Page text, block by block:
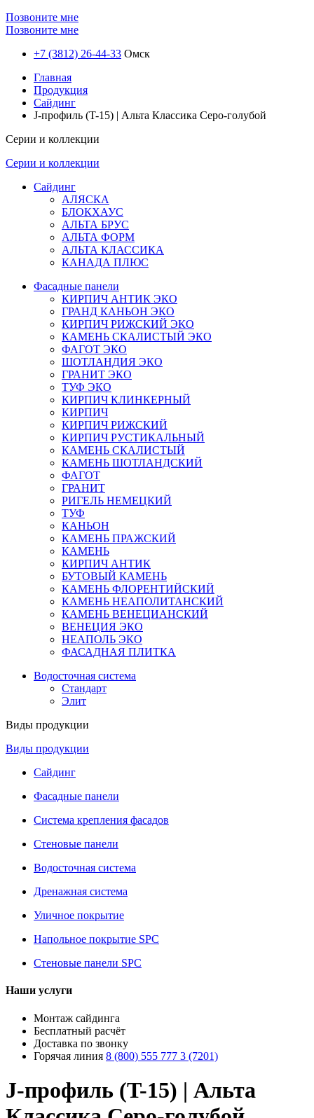
Позвоните мне
Позвоните мне
+7 (3812) 26-44-33 Омск
Главная
Продукция
Сайдинг
J-профиль (T-15) | Альта Классика Серо-голубой
Серии и коллекции
Серии и коллекции
Сайдинг
АЛЯСКА
БЛОКХАУС
АЛЬТА БРУС
АЛЬТА ФОРМ
АЛЬТА КЛАССИКА
КАНАДА ПЛЮС
Фасадные панели
КИРПИЧ АНТИК ЭКО
ГРАНД КАНЬОН ЭКО
КИРПИЧ РИЖСКИЙ ЭКО
КАМЕНЬ СКАЛИСТЫЙ ЭКО
ФАГОТ ЭКО
ШОТЛАНДИЯ ЭКО
ГРАНИТ ЭКО
ТУФ ЭКО
КИРПИЧ КЛИНКЕРНЫЙ
КИРПИЧ
КИРПИЧ РИЖСКИЙ
КИРПИЧ РУСТИКАЛЬНЫЙ
КАМЕНЬ СКАЛИСТЫЙ
КАМЕНЬ ШОТЛАНДСКИЙ
ФАГОТ
ГРАНИТ
РИГЕЛЬ НЕМЕЦКИЙ
ТУФ
КАНЬОН
КАМЕНЬ ПРАЖСКИЙ
КАМЕНЬ
КИРПИЧ АНТИК
БУТОВЫЙ КАМЕНЬ
КАМЕНЬ ФЛОРЕНТИЙСКИЙ
КАМЕНЬ НЕАПОЛИТАНСКИЙ
КАМЕНЬ ВЕНЕЦИАНСКИЙ
ВЕНЕЦИЯ ЭКО
НЕАПОЛЬ ЭКО
ФАСАДНАЯ ПЛИТКА
Водосточная система
Стандарт
Элит
Виды продукции
Виды продукции
Сайдинг
Фасадные панели
Система крепления фасадов
Стеновые панели
Водосточная система
Дренажная система
Уличное покрытие
Напольное покрытие SPC
Стеновые панели SPC
Наши услуги
Монтаж сайдинга
Бесплатный расчёт
Доставка по звонку
Горячая линия 8 (800) 555 777 3 (7201)
J-профиль (T-15) | Альта